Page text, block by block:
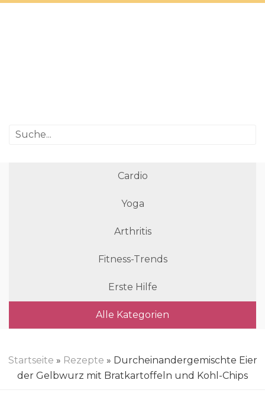
Cardio
Yoga
Arthritis
Fitness-Trends
Erste Hilfe
Alle Kategorien
Startseite » Rezepte » Durcheinandergemischte Eier
der Gelbwurz mit Bratkartoffeln und Kohl-Chips